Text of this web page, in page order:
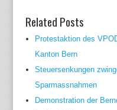
Related Posts
Protestaktion des
Kanton Bern
Steuersenkungen
Sparmassnahmen
Demonstration der